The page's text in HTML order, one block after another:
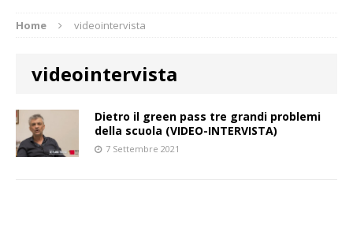
Home videointervista
videointervista
Dietro il green pass tre grandi problemi
della scuola (VIDEO-INTERVISTA)
7 Settembre 2021